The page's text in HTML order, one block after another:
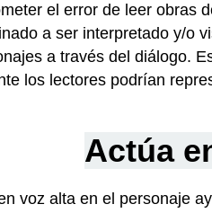
el error de leer
a ser interpretado y/o
a través del diálogo.
los lectores podrían
Actúa
voz alta en el personaje